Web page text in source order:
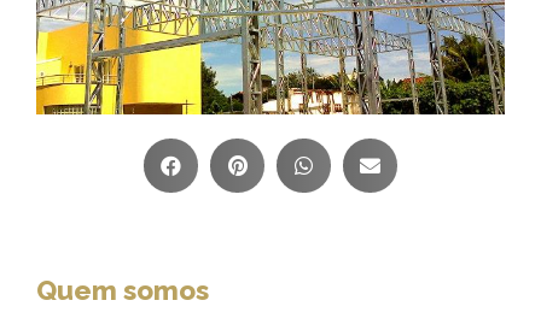
Quem somos